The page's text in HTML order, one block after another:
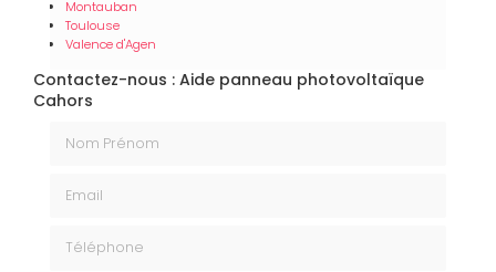
Montauban
Toulouse
Valence d'Agen
Contactez-nous : Aide panneau photovoltaïque
Cahors